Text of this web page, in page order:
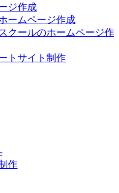
ジ作成
ームページ作成
クールのホームページ作
トサイト制作
作